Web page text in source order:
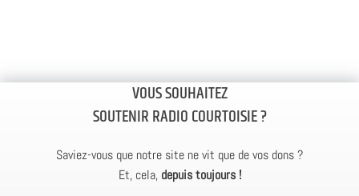
VOUS SOUHAITEZ
SOUTENIR RADIO COURTOISIE ?
Saviez-vous que notre site ne vit que de vos dons ?
Et, cela, depuis toujours !